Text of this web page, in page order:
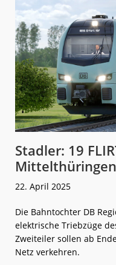
Stadler: 19
Mittelthüringen
22. April 2025
Die Bahntochter DB
elektrische Triebzüge
Zweiteiler sollen ab
Netz verkehren.